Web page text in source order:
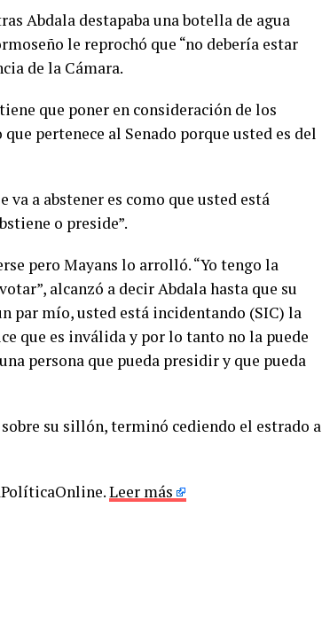
Abdala destapaba una botella de agua
le reprochó que “no debería estar
de la Cámara.
que poner en consideración de los
pertenece al Senado porque usted es del
va a abstener es como que usted está
o preside”.
pero Mayans lo arrolló. “Yo tengo la
alcanzó a decir Abdala hasta que su
par mío, usted está incidentando (SIC) la
que es inválida y por lo tanto no la puede
persona que pueda presidir y que pueda
su sillón, terminó cediendo el estrado a
Leer más